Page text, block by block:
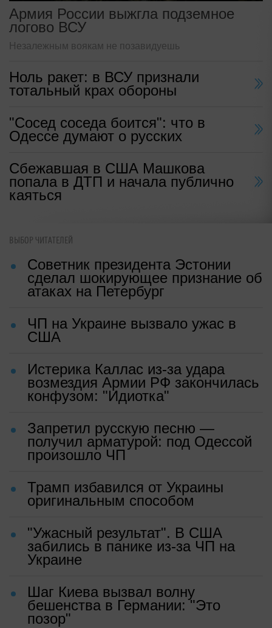
Армия России выжгла подземное
логово ВСУ
Незалежным воякам не позавидуешь
Ноль ракет: в ВСУ признали
тотальный крах обороны
"Сосед соседа боится": что в
Одессе думают о русских
Сбежавшая в США Машкова
попала в ДТП и начала публично
каяться
ВЫБОР ЧИТАТЕЛЕЙ
Советник президента Эстонии
сделал шокирующее признание об
атаках на Петербург
ЧП на Украине вызвало ужас в
США
Истерика Каллас из-за удара
возмездия Армии РФ закончилась
конфузом: "Идиотка"
Запретил русскую песню —
получил арматурой: под Одессой
произошло ЧП
Трамп избавился от Украины
оригинальным способом
"Ужасный результат". В США
забились в панике из-за ЧП на
Украине
Шаг Киева вызвал волну
бешенства в Германии: "Это
позор"